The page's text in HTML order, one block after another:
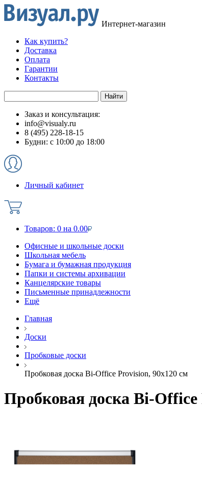
Интернет-магазин
Как купить?
Доставка
Оплата
Гарантии
Контакты
Заказ и консультация:
info@visualy.ru
8 (495) 228-18-15
Будни: с 10:00 до 18:00
Личный кабинет
Товаров: 0 на 0.00
Офисные и школьные доски
Школьная мебель
Бумага и бумажная продукция
Папки и системы архивации
Канцелярские товары
Письменные принадлежности
Ещё
Главная
Доски
Пробковые доски
Пробковая доска Bi-Office Provision, 90х120 см
Пробковая доска Bi-Office